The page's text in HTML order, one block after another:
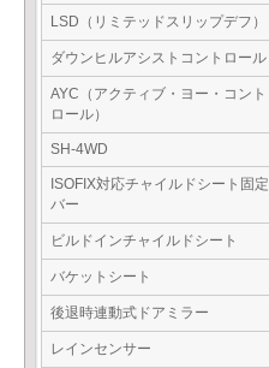
LSD（リミテッドスリップデフ）
ダウンヒルアシストコントロール
AYC（アクティブ・ヨー・コント
ロール）
SH-4WD
ISOFIX対応チャイルドシート固定
バー
ビルドインチャイルドシート
バケットシート
後退時連動式ドアミラー
レインセンサー